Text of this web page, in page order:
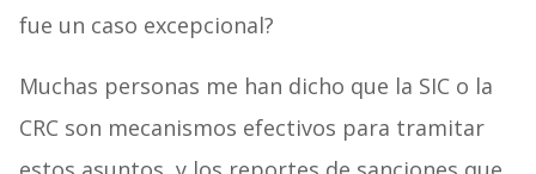
fue un caso excepcional?
Muchas personas me han dicho que la SIC o la
CRC son mecanismos efectivos para tramitar